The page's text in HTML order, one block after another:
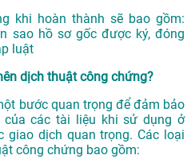
khi hoàn thành sẽ bao gồm:
sao hồ sơ gốc được ký, đóng
luật
dịch thuật công chứng?
bước quan trọng để đảm bảo
các tài liệu khi sử dụng ở
giao dịch quan trọng. Các loại
công chứng bao gồm: